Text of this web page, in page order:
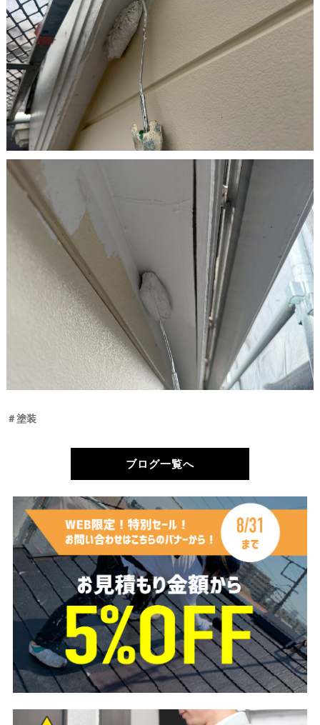
＃塗装
ブログ一覧へ